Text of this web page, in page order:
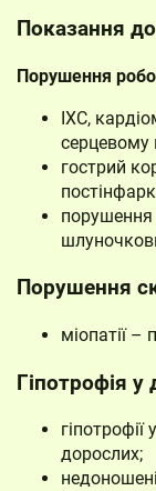
Показання
Порушення
ІХС,
серцевому
гострий
порушення
Порушення
міопатії –
Гіпотрофія у
дорослих;